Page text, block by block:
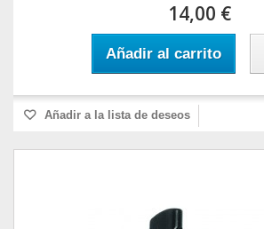
14,00 €
Añadir al carrito
Añadir a la lista de deseos